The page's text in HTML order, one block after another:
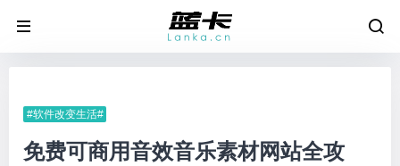
#软件改变生活#
免费可商用音效音乐素材网站全攻